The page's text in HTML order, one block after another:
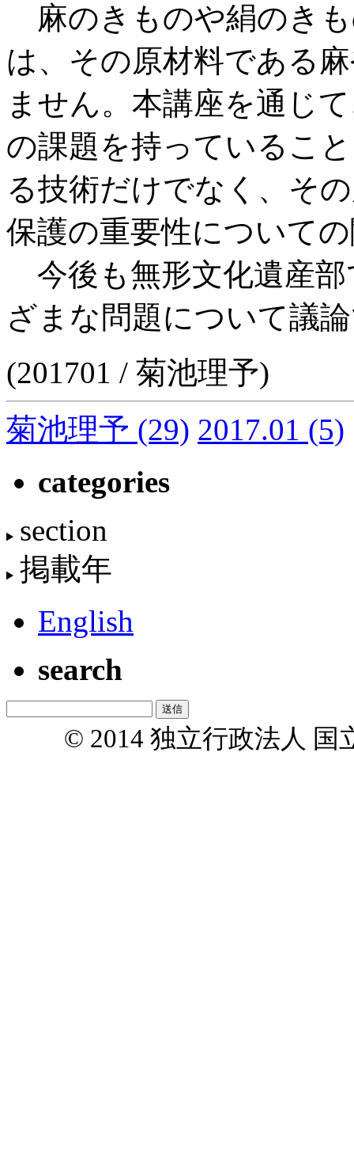
麻のきものや絹のき
は、その原材料である
ません。本講座を通じ
の課題を持っているこ
る技術だけでなく、そ
保護の重要性について
今後も無形文化遺産
ざまな問題について議
(201701 / 菊池理予)
菊池理予 (29) 2017.01 (5)
categories
section
掲載年
English
search
© 2014 独立行政法人 国